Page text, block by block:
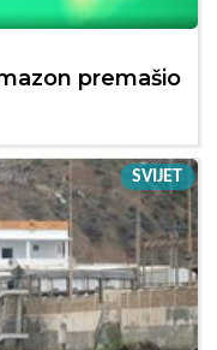
premašio
SVIJET